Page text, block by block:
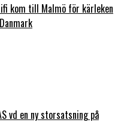
kom till Malmö för kärleken
vd en ny storsatsning på